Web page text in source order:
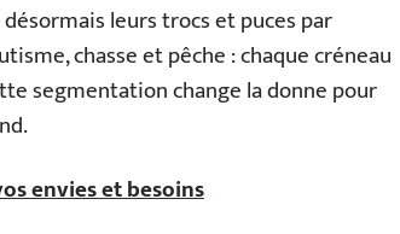
leurs trocs et puces par
chasse et pêche : chaque créneau
segmentation change la donne pour
envies et besoins